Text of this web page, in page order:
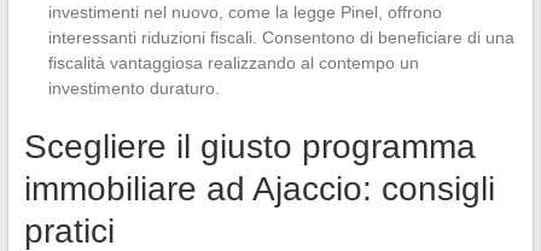
investimenti nel nuovo, come la legge Pinel, offrono
interessanti riduzioni fiscali. Consentono di beneficiare di una
fiscalità vantaggiosa realizzando al contempo un
investimento duraturo.
Scegliere il giusto programma
immobiliare ad Ajaccio: consigli
pratici